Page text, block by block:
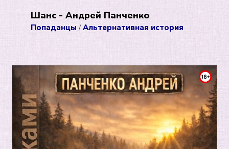
Шанс - Андрей Панченко
Попаданцы / Альтернативная история